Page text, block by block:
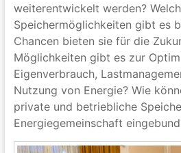
weiterentwickelt werden?
Speichermöglichkeiten gibt es
Chancen bieten sie für die
Möglichkeiten gibt es zur
Eigenverbrauch,
Nutzung von Energie? Wie
private und betriebliche
Energiegemeinschaft